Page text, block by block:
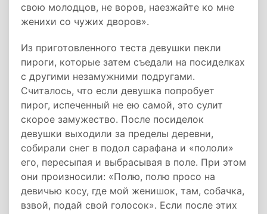
свою молодцов, не воров, наезжайте ко мне
женихи со чужих дворов».
Из приготовленного теста девушки пекли
пироги, которые затем съедали на посиделках
с другими незамужними подругами.
Считалось, что если девушка попробует
пирог, испеченный не ею самой, это сулит
скорое замужество. После посиделок
девушки выходили за пределы деревни,
собирали снег в подол сарафана и «пололи»
его, пересыпая и выбрасывая в поле. При этом
они произносили: «Полю, полю просо на
девичью косу, где мой женишок, там, собачка,
взвой, подай свой голосок». Если после этих